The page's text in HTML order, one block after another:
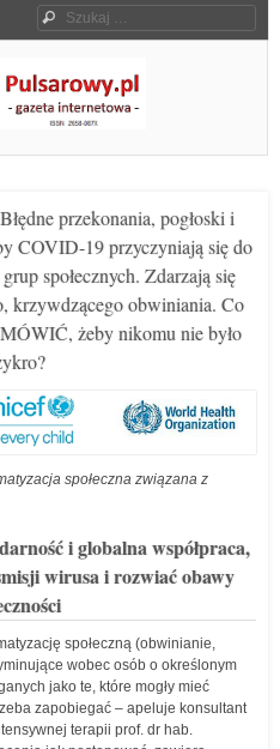
Szukaj
przekonania, pogłoski i
COVID-19 przyczyniają się do
społecznych. Zdarzają się
krzywdzącego obwiniania. Co
żeby nikomu nie było
społeczna związana z
i globalna współpraca,
wirusa i rozwiać obawy
społeczną (obwinianie,
wobec osób o określonym
jako te, które mogły mieć
zapobiegać – apeluje konsultant
terapii prof. dr hab.